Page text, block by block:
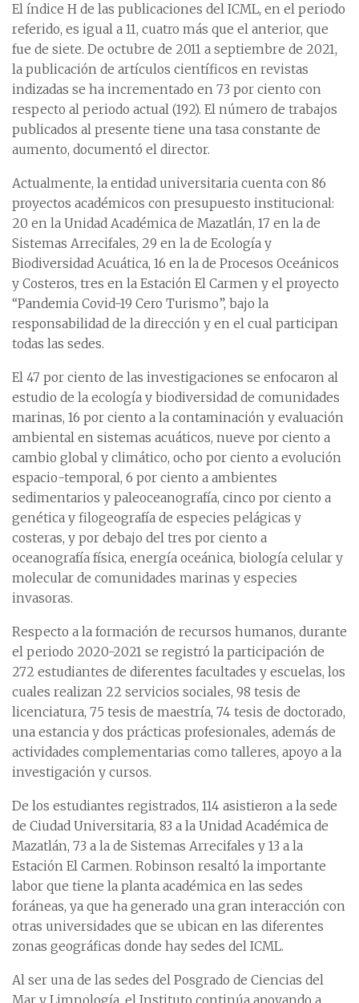
El índice H de las publicaciones del ICML, en el periodo
referido, es igual a 11, cuatro más que el anterior, que
fue de siete. De octubre de 2011 a septiembre de 2021,
la publicación de artículos científicos en revistas
indizadas se ha incrementado en 73 por ciento con
respecto al periodo actual (192). El número de trabajos
publicados al presente tiene una tasa constante de
aumento, documentó el director.
Actualmente, la entidad universitaria cuenta con 86
proyectos académicos con presupuesto institucional:
20 en la Unidad Académica de Mazatlán, 17 en la de
Sistemas Arrecifales, 29 en la de Ecología y
Biodiversidad Acuática, 16 en la de Procesos Oceánicos
y Costeros, tres en la Estación El Carmen y el proyecto
“Pandemia Covid-19 Cero Turismo”, bajo la
responsabilidad de la dirección y en el cual participan
todas las sedes.
El 47 por ciento de las investigaciones se enfocaron al
estudio de la ecología y biodiversidad de comunidades
marinas, 16 por ciento a la contaminación y evaluación
ambiental en sistemas acuáticos, nueve por ciento a
cambio global y climático, ocho por ciento a evolución
espacio-temporal, 6 por ciento a ambientes
sedimentarios y paleoceanografía, cinco por ciento a
genética y filogeografía de especies pelágicas y
costeras, y por debajo del tres por ciento a
oceanografía física, energía oceánica, biología celular y
molecular de comunidades marinas y especies
invasoras.
Respecto a la formación de recursos humanos, durante
el periodo 2020-2021 se registró la participación de
272 estudiantes de diferentes facultades y escuelas, los
cuales realizan 22 servicios sociales, 98 tesis de
licenciatura, 75 tesis de maestría, 74 tesis de doctorado,
una estancia y dos prácticas profesionales, además de
actividades complementarias como talleres, apoyo a la
investigación y cursos.
De los estudiantes registrados, 114 asistieron a la sede
de Ciudad Universitaria, 83 a la Unidad Académica de
Mazatlán, 73 a la de Sistemas Arrecifales y 13 a la
Estación El Carmen. Robinson resaltó la importante
labor que tiene la planta académica en las sedes
foráneas, ya que ha generado una gran interacción con
otras universidades que se ubican en las diferentes
zonas geográficas donde hay sedes del ICML.
Al ser una de las sedes del Posgrado de Ciencias del